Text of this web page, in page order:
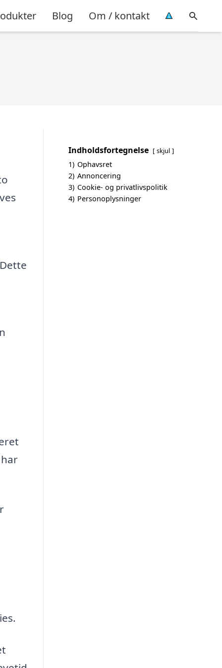
Blog Om / kontakt
Indholdsfortegnelse skjul
1) Ophavsret
2) Annoncering
3) Cookie- og privatlivspolitik
4) Personoplysninger